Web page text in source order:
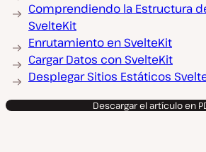
Comprendiendo la Estructura
SvelteKit
Enrutamiento en SvelteKit
Cargar Datos con SvelteKit
Desplegar Sitios Estáticos
Descargar el artículo en